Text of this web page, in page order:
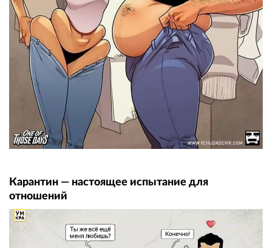
Карантин — настоящее испытание для
отношений